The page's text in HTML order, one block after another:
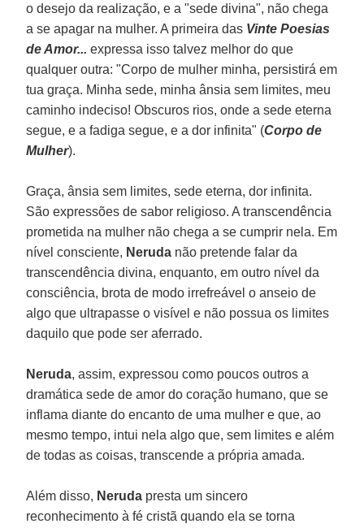
o desejo da realização, e a "sede divina", não chega
a se apagar na mulher. A primeira das Vinte Poesias
de Amor... expressa isso talvez melhor do que
qualquer outra: "Corpo de mulher minha, persistirá em
tua graça. Minha sede, minha ânsia sem limites, meu
caminho indeciso! Obscuros rios, onde a sede eterna
segue, e a fadiga segue, e a dor infinita" (Corpo de
Mulher).
Graça, ânsia sem limites, sede eterna, dor infinita.
São expressões de sabor religioso. A transcendência
prometida na mulher não chega a se cumprir nela. Em
nível consciente, Neruda não pretende falar da
transcendência divina, enquanto, em outro nível da
consciência, brota de modo irrefreável o anseio de
algo que ultrapasse o visível e não possua os limites
daquilo que pode ser aferrado.
Neruda, assim, expressou como poucos outros a
dramática sede de amor do coração humano, que se
inflama diante do encanto de uma mulher e que, ao
mesmo tempo, intui nela algo que, sem limites e além
de todas as coisas, transcende a própria amada.
Além disso, Neruda presta um sincero
reconhecimento à fé cristã quando ela se torna